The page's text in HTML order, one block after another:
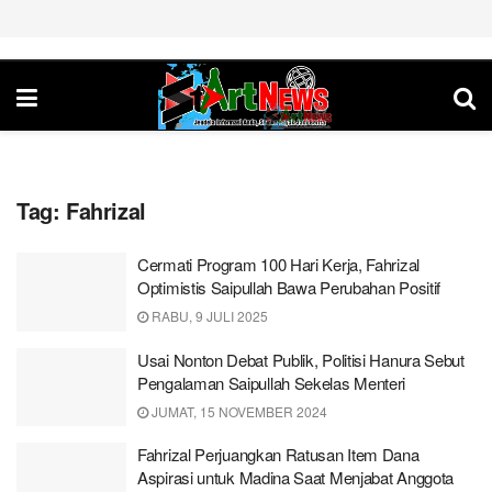
Tag: Fahrizal
Cermati Program 100 Hari Kerja, Fahrizal
Optimistis Saipullah Bawa Perubahan Positif
RABU, 9 JULI 2025
Usai Nonton Debat Publik, Politisi Hanura Sebut
Pengalaman Saipullah Sekelas Menteri
JUMAT, 15 NOVEMBER 2024
Fahrizal Perjuangkan Ratusan Item Dana
Aspirasi untuk Madina Saat Menjabat Anggota